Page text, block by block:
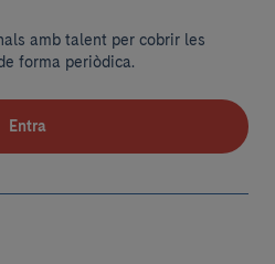
amb talent per cobrir les
forma periòdica.
Entra